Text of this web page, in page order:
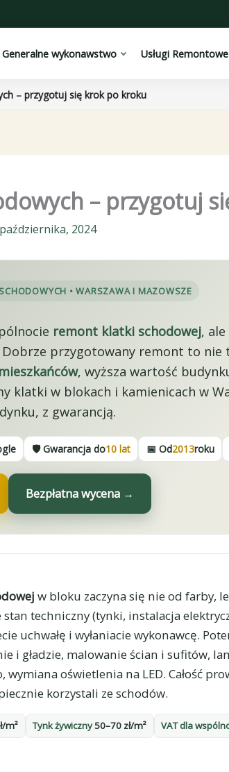
Generalne wykonawstwo Usługi Remontowe
– przygotuj się krok po kroku
– przygotuj
2024
• WARSZAWA I MAZOWSZE
remont klatki schodowej,
Dobrze przygotowany remont to nie
, wyższa wartość
klatki w blokach i kamienicach w
z gwarancją.
🛡️ Gwarancja do10 lat 📅 Od2013roku
Bezpłatna wycena →
w bloku zaczyna się nie od farby,
techniczny (tynki, instalacja
uchwałę i wyłaniacie wykonawcę.
i gładzie, malowanie ścian i sufitów,
wymiana oświetlenia na LED. Całość
korzystali ze schodów.
m² Tynk żywiczny50–70 zł/m² VAT dla